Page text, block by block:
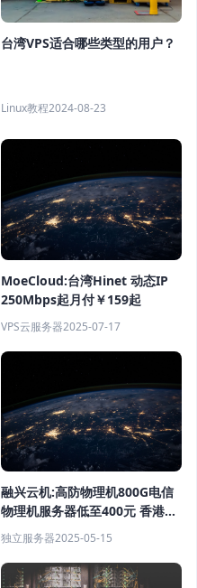
台湾VPS适合哪些类型的用户？
Linux教程2024-08-23
MoeCloud:台湾Hinet 动态IP
250Mbps起月付￥159起
VPS云服务器2025-07-17
融兴云机:高防物理机800G电信
物理机服务器低至400元 香港云
服务器低至15元每月
独立服务器2025-05-15